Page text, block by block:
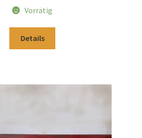
Preis
849 €.
Vorrätig
Details